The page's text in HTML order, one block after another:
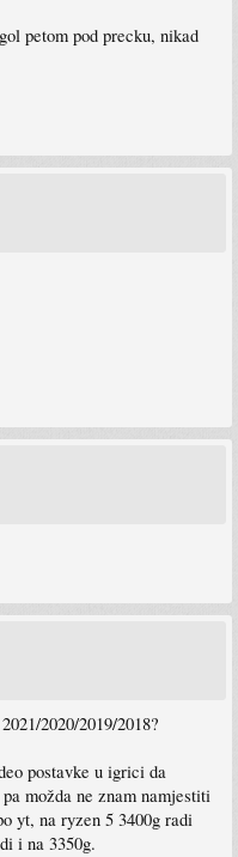
petom pod precku, nikad
2020/2019/2018?
postavke u igrici da
možda ne znam namjestiti
yt, na ryzen 5 3400g radi
i na 3350g.